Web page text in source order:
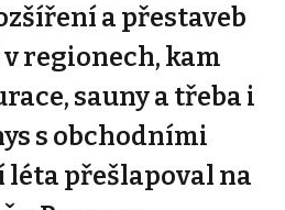
a přestaveb
regionech, kam
sauny a třeba i
s obchodními
přešlapoval na